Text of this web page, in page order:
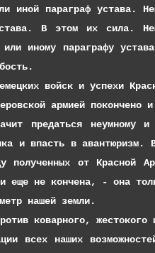
иной параграф устава.
В этом их сила.
иному параграфу
войск и успехи
армией покончено и
предаться неумному
и впасть в
полученных от
еще не кончена, - она
нашей земли.
коварного, жестокого и
всех наших